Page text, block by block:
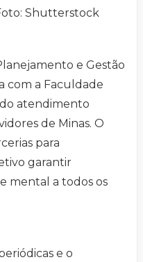
Shutterstock
e Gestão
com a Faculdade
atendimento
de Minas. O
para
garantir
mental a todos os
e o